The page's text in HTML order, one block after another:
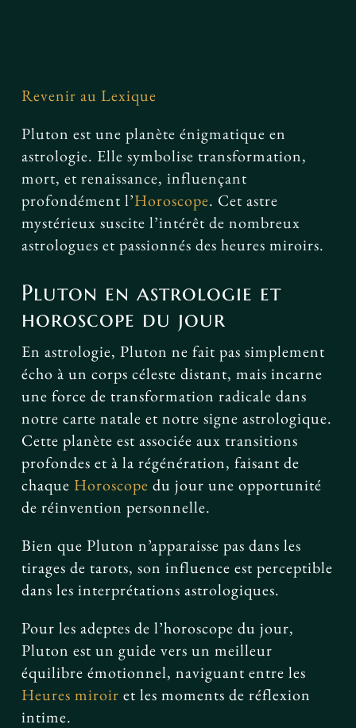
Revenir au Lexique
Pluton est une planète énigmatique en
astrologie. Elle symbolise transformation,
mort, et renaissance, influençant
profondément l’Horoscope. Cet astre
mystérieux suscite l’intérêt de nombreux
astrologues et passionnés des heures miroirs.
Pluton en astrologie et
horoscope du jour
En astrologie, Pluton ne fait pas simplement
écho à un corps céleste distant, mais incarne
une force de transformation radicale dans
notre carte natale et notre signe astrologique.
Cette planète est associée aux transitions
profondes et à la régénération, faisant de
chaque Horoscope du jour une opportunité
de réinvention personnelle.
Bien que Pluton n’apparaisse pas dans les
tirages de tarots, son influence est perceptible
dans les interprétations astrologiques.
Pour les adeptes de l’horoscope du jour,
Pluton est un guide vers un meilleur
équilibre émotionnel, naviguant entre les
Heures miroir et les moments de réflexion
intime.